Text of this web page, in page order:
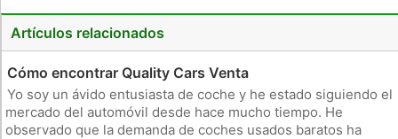
Artículos relacionados
Cómo encontrar Quality Cars Venta
Yo soy un ávido entusiasta de coche y he estado siguiendo el
mercado del automóvil desde hace mucho tiempo. He
observado que la demanda de coches usados ​​baratos ha